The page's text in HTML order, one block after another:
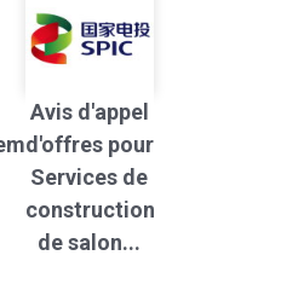
Avis d'appel
d'offres pour
Services de
construction
de salon...